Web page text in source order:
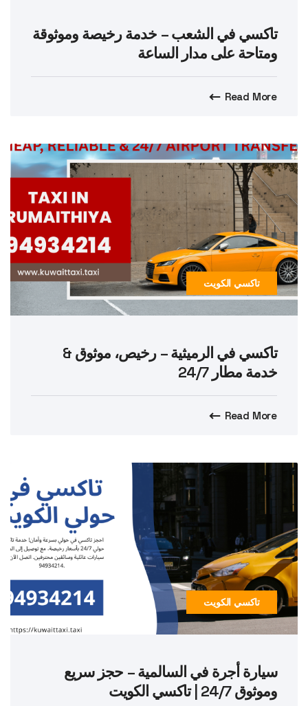
تاكسي في الشعب – خدمة رخيصة وموثوقة
ومتاحة على مدار الساعة
Read More
تاكسي الكويت
تاكسي في الرميثية – رخيص، موثوق &
خدمة مطار 24/7
Read More
تاكسي الكويت
سيارة أجرة في السالمية – حجز سريع
وموثوق 24/7 | تاكسي الكويت